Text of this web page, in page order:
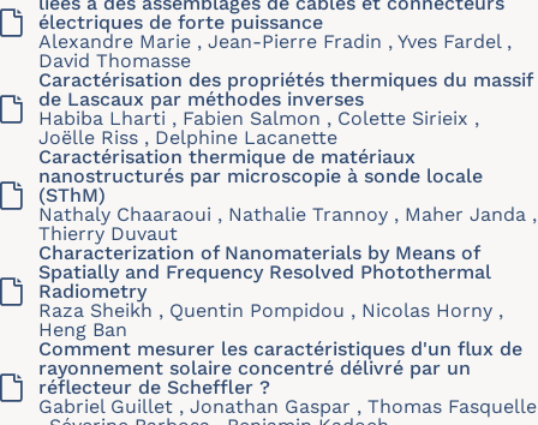
électriques de forte puissance
Alexandre Marie , Jean-Pierre Fradin , Yves Fardel ,
David Thomasse
Caractérisation des propriétés thermiques du massif
de Lascaux par méthodes inverses
Habiba Lharti , Fabien Salmon , Colette Sirieix ,
Joëlle Riss , Delphine Lacanette
Caractérisation thermique de matériaux
nanostructurés par microscopie à sonde locale
(SThM)
Nathaly Chaaraoui , Nathalie Trannoy , Maher Janda ,
Thierry Duvaut
Characterization of Nanomaterials by Means of
Spatially and Frequency Resolved Photothermal
Radiometry
Raza Sheikh , Quentin Pompidou , Nicolas Horny ,
Heng Ban
Comment mesurer les caractéristiques d'un flux de
rayonnement solaire concentré délivré par un
réflecteur de Scheffler ?
Gabriel Guillet , Jonathan Gaspar , Thomas Fasquelle